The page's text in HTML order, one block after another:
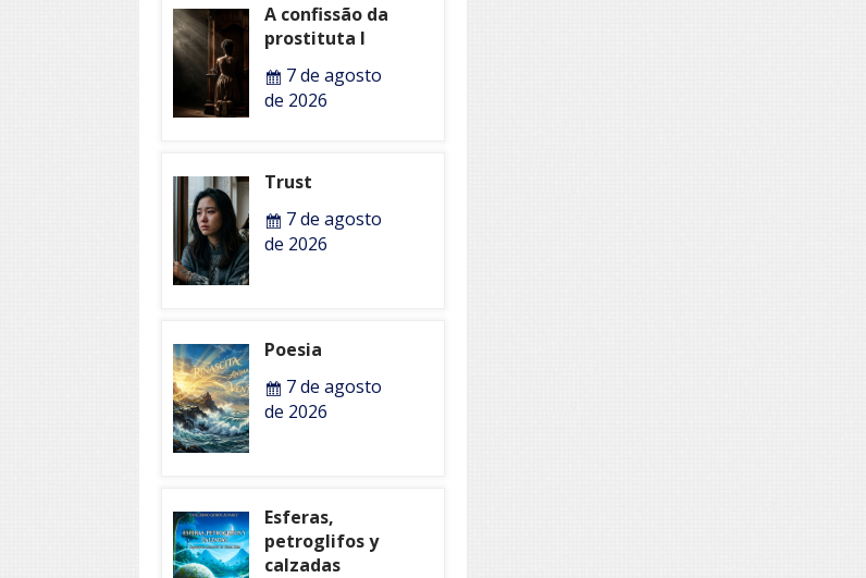
A confissão da
prostituta I
7 de agosto
de 2026
Trust
7 de agosto
de 2026
Poesia
7 de agosto
de 2026
Esferas,
petroglifos y
calzadas